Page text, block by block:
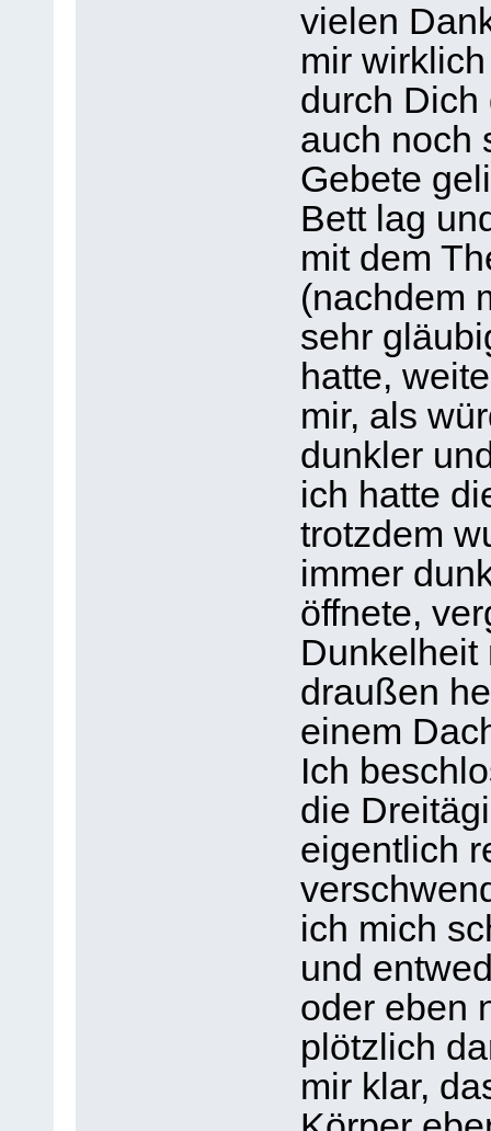
vielen
mir
durch Dich
auch noch
Gebete
Bett lag
mit dem
(nachdem
sehr
hatte,
mir, als
dunkler
ich hatte
trotzdem
immer
öffnete,
Dunkelheit
draußen
einem
Ich
die
eigentlich
ich mich
und
oder eben
plötzlich
mir klar,